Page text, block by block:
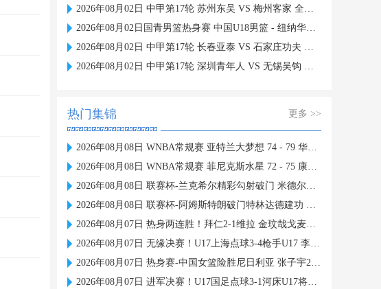
2026年08月02日 中甲第17轮 苏州东吴 VS 梅州客家 全场录像
2026年08月02日国青男篮热身赛 中国U18男篮 - 纽纳华丁闪电队 全场录像
2026年08月02日 中甲第17轮 长春亚泰 VS 石家庄功夫 全场录像
2026年08月02日 中甲第17轮 深圳青年人 VS 无锡吴钩 全场录像
热门集锦 更多 >>
2026年08月08日 WNBA常规赛 亚特兰大梦想 74 - 79 华盛顿神秘人 全场集锦
2026年08月08日 WNBA常规赛 菲尼克斯水星 72 - 75 康涅狄格太阳 全场集锦
2026年08月08日 联赛杯-兰克希尔精彩勾射破门 米德尔斯堡1-0雷克瑟姆
2026年08月08日 联赛杯-阿姆斯特朗破门特林达德建功 狼队3-0维尔港
2026年08月07日 热身两连胜！拜仁2-1维拉 金玟哉戈麦斯破门迪亚斯替补建功
2026年08月07日 无缘决赛！U17上海点球3-4枪手U17 李秋甫、李文博失点王启戎扑点
2026年08月07日 热身赛-中国女篮险胜尼日利亚 张子宇24+11 杨舒予12+6
2026年08月07日 进军决赛！U17国足点球3-1河床U17将战阿森纳 江宇涵替补两扑点